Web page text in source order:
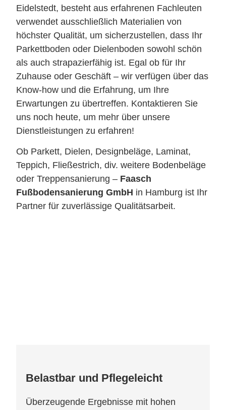
Eidelstedt, besteht aus erfahrenen Fachleuten
verwendet ausschließlich Materialien von
höchster Qualität, um sicherzustellen, dass Ihr
Parkettboden oder Dielenboden sowohl schön
als auch strapazierfähig ist. Egal ob für Ihr
Zuhause oder Geschäft – wir verfügen über das
Know-how und die Erfahrung, um Ihre
Erwartungen zu übertreffen. Kontaktieren Sie
uns noch heute, um mehr über unsere
Dienstleistungen zu erfahren!
Ob Parkett, Dielen, Designbeläge, Laminat,
Teppich, Fließestrich, div. weitere Bodenbeläge
oder Treppensanierung – Faasch
Fußbodensanierung GmbH in Hamburg ist Ihr
Partner für zuverlässige Qualitätsarbeit.
Belastbar und Pflegeleicht
Überzeugende Ergebnisse mit hohen